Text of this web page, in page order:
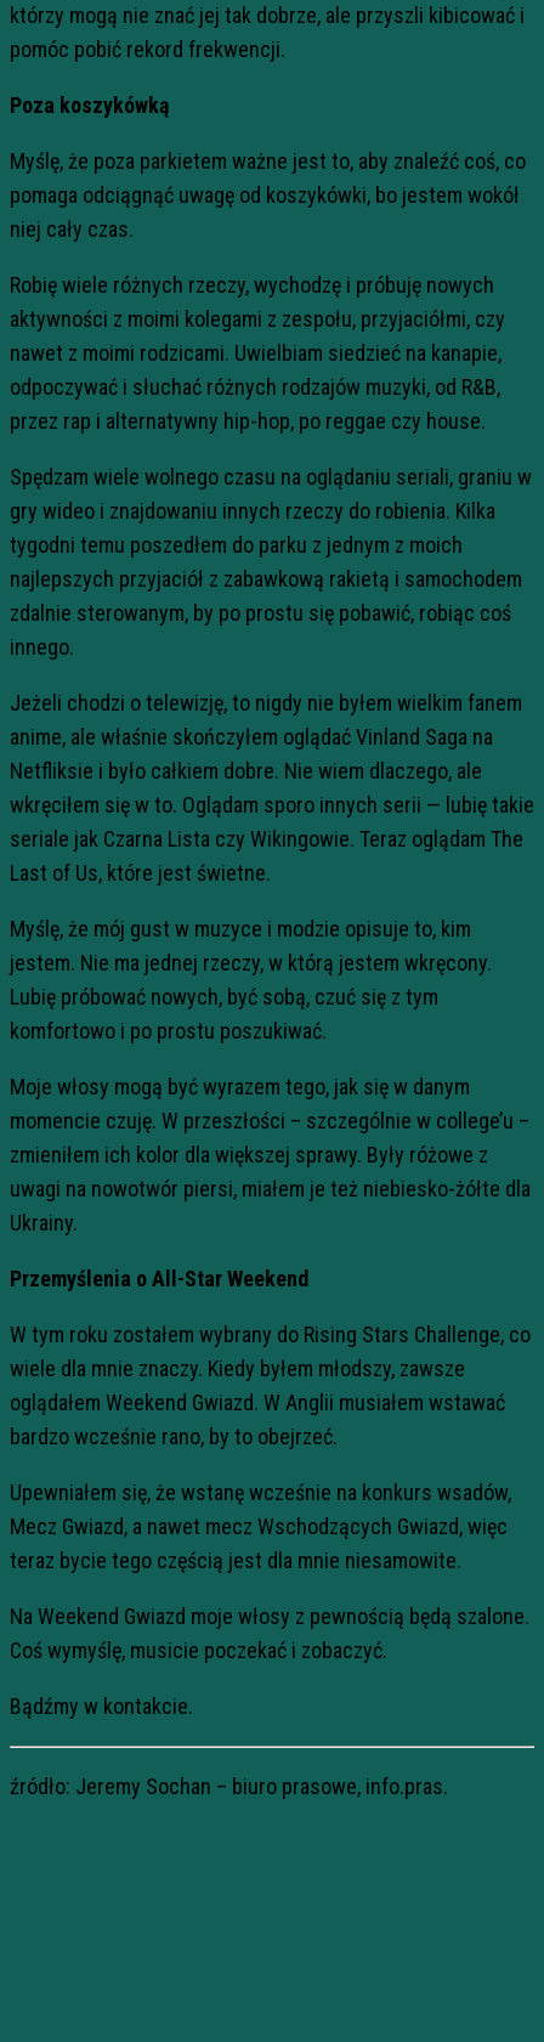
którzy mogą nie znać jej tak dobrze, ale przyszli kibicować i
pomóc pobić rekord frekwencji.
Poza koszykówką
Myślę, że poza parkietem ważne jest to, aby znaleźć coś, co
pomaga odciągnąć uwagę od koszykówki, bo jestem wokół
niej cały czas.
Robię wiele różnych rzeczy, wychodzę i próbuję nowych
aktywności z moimi kolegami z zespołu, przyjaciółmi, czy
nawet z moimi rodzicami. Uwielbiam siedzieć na kanapie,
odpoczywać i słuchać różnych rodzajów muzyki, od R&B,
przez rap i alternatywny hip-hop, po reggae czy house.
Spędzam wiele wolnego czasu na oglądaniu seriali, graniu w
gry wideo i znajdowaniu innych rzeczy do robienia. Kilka
tygodni temu poszedłem do parku z jednym z moich
najlepszych przyjaciół z zabawkową rakietą i samochodem
zdalnie sterowanym, by po prostu się pobawić, robiąc coś
innego.
Jeżeli chodzi o telewizję, to nigdy nie byłem wielkim fanem
anime, ale właśnie skończyłem oglądać Vinland Saga na
Netfliksie i było całkiem dobre. Nie wiem dlaczego, ale
wkręciłem się w to. Oglądam sporo innych serii — lubię takie
seriale jak Czarna Lista czy Wikingowie. Teraz oglądam The
Last of Us, które jest świetne.
Myślę, że mój gust w muzyce i modzie opisuje to, kim
jestem. Nie ma jednej rzeczy, w którą jestem wkręcony.
Lubię próbować nowych, być sobą, czuć się z tym
komfortowo i po prostu poszukiwać.
Moje włosy mogą być wyrazem tego, jak się w danym
momencie czuję. W przeszłości – szczególnie w college’u –
zmieniłem ich kolor dla większej sprawy. Były różowe z
uwagi na nowotwór piersi, miałem je też niebiesko-żółte dla
Ukrainy.
Przemyślenia o All-Star Weekend
W tym roku zostałem wybrany do Rising Stars Challenge, co
wiele dla mnie znaczy. Kiedy byłem młodszy, zawsze
oglądałem Weekend Gwiazd. W Anglii musiałem wstawać
bardzo wcześnie rano, by to obejrzeć.
Upewniałem się, że wstanę wcześnie na konkurs wsadów,
Mecz Gwiazd, a nawet mecz Wschodzących Gwiazd, więc
teraz bycie tego częścią jest dla mnie niesamowite.
Na Weekend Gwiazd moje włosy z pewnością będą szalone.
Coś wymyślę, musicie poczekać i zobaczyć.
Bądźmy w kontakcie.
źródło: Jeremy Sochan – biuro prasowe, info.pras.